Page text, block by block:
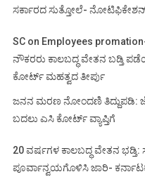
ಸರ್ಕಾರದ ಸುತ್ತೋಲೆ-
SC on Employees
ನೌಕರರು ಕಾಲಬದ್ಧ ವೇತನ ಬಡ್ತಿ
ಕೋರ್ಟ್ ಮಹತ್ವದ ತೀರ್ಪು
ಜನನ ಮರಣ ನೋಂದಣಿ ತಿದ್ದುಪಡಿ:
ಬದಲು ಎಸಿ ಕೋರ್ಟ್‌ ವ್ಯಾಪ್ತಿಗೆ
20 ವರ್ಷಗಳ ಕಾಲಬದ್ಧ ವೇತನ ಭಡ್ತಿ:
ಪೂರ್ವಾನ್ವಯಗೊಳಿಸಿ ಜಾರಿ-